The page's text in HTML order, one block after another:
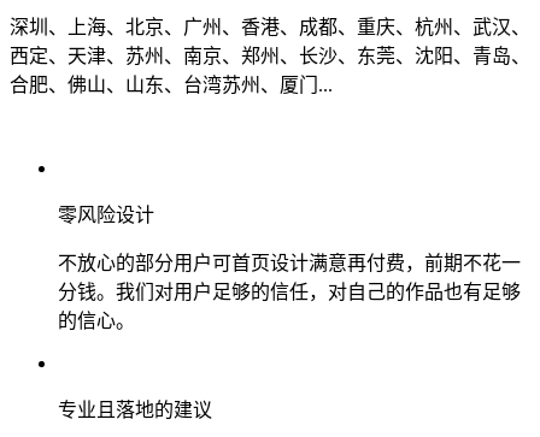
深圳、上海、北京、广州、香港、成都、重庆、杭州、武汉、
西定、天津、苏州、南京、郑州、长沙、东莞、沈阳、青岛、
合肥、佛山、山东、台湾苏州、厦门...
零风险设计
不放心的部分用户可首页设计满意再付费，前期不花一
分钱。我们对用户足够的信任，对自己的作品也有足够
的信心。
专业且落地的建议